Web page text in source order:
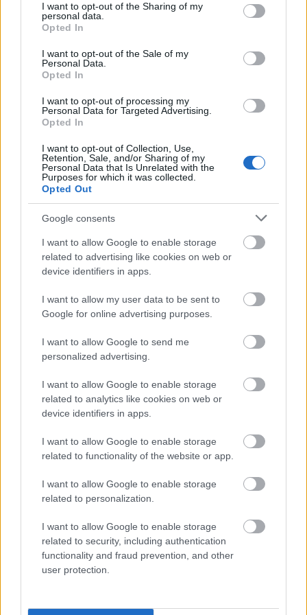
not limited to your visit or usage behaviour. You may click to
grant or deny consent to Google and its third-party tags to
use your data for below specified purposes in below Google
consent section.
I want to opt-out of the Sharing of my
personal data.
Opted In
I want to opt-out of the Sale of my
Personal Data.
Opted In
I want to opt-out of processing my
Personal Data for Targeted Advertising.
Opted In
I want to opt-out of Collection, Use,
Retention, Sale, and/or Sharing of my
Personal Data that Is Unrelated with the
Purposes for which it was collected.
Opted Out
Google consents
I want to allow Google to enable storage
related to advertising like cookies on web or
device identifiers in apps.
I want to allow my user data to be sent to
Google for online advertising purposes.
I want to allow Google to send me
personalized advertising.
I want to allow Google to enable storage
related to analytics like cookies on web or
device identifiers in apps.
I want to allow Google to enable storage
related to functionality of the website or app.
I want to allow Google to enable storage
related to personalization.
I want to allow Google to enable storage
related to security, including authentication
functionality and fraud prevention, and other
user protection.
Gergő: Ahogy a kezdeti sikerek is részben
ennek a "tiszteletlen" hozzáállásnak voltak
köszönhetőek, a mai, népzenét értő és
kedvelő fiatalabb generáció is örömmel
lazulgat a zenéinkre éppúgy, mint azok,
akiknek semmi közük a népzenéhez.
Ádám: Továbbra is remekül megfér nálunk
egy pergető a Sex Pistols-sal, meg Erdély
AC/DC-jével, a Csávásiakkal. Remélem nem
sokára láthatjuk ebből a számból készült
klipünket is.
A húsz év alatt rengeteget utaztatok,
nyarakat töltöttetek Európa autópályáin
a turnébuszban, kis és nagyvárosok
koncerttermeiben, fesztiválokon. Van
Ádám: Bármerre indulunk Budapestről, sok
száz kilométert kell megtenni ahhoz hogy
olyan benzinkútnál álljunk meg, ahol meg
nem fociztunk, de ha nyugat fele megyünk
akkor meg több mint ezret.
Gergő: Kiváncsi vagyok, hogy az a rengeteg
tetején, még mindig ott van-e?
Kétszer is voltatok Kanadában,
eljutottatok Ausztráliába is, van még
hogy eljussatok?
Gergő: A kezdetektől fogva arról álmodtam,
hogy egyszer eljut a zenekar Izraelbe, ez
hiszem ezek után a következő kihívás az